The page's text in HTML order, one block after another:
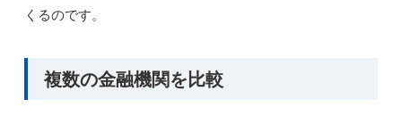
くるのです。
複数の金融機関を比較